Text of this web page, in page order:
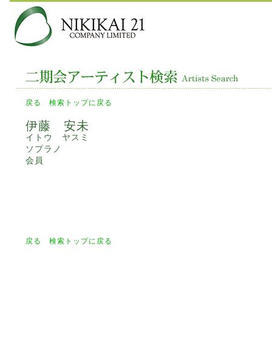
戻る 検索トップに戻る
伊藤 安未
イトウ ヤスミ
ソプラノ
会員
戻る 検索トップに戻る